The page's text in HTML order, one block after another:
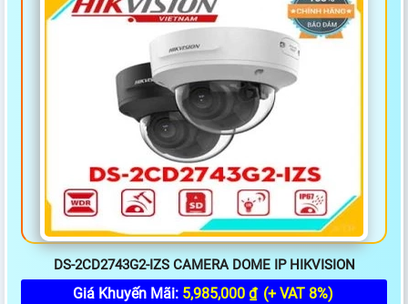
DS-2CD2743G2-IZS CAMERA DOME IP HIKVISION
Giá Khuyến Mãi: 5,985,000 ₫ (+ VAT 8%)